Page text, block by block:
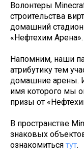
Волонтеры
строительства
домашний
«Нефтехим Арена».
Напомним, наши
атрибутику тем
домашние арены.
имя которого мы
призы от
В пространстве
знаковых
ознакомиться тут.